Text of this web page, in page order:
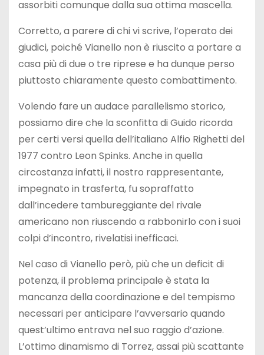
assorbiti comunque dalla sua ottima mascella.
Corretto, a parere di chi vi scrive, l’operato dei
giudici, poiché Vianello non è riuscito a portare a
casa più di due o tre riprese e ha dunque perso
piuttosto chiaramente questo combattimento.
Volendo fare un audace parallelismo storico,
possiamo dire che la sconfitta di Guido ricorda
per certi versi quella dell’italiano Alfio Righetti del
1977 contro Leon Spinks. Anche in quella
circostanza infatti, il nostro rappresentante,
impegnato in trasferta, fu sopraffatto
dall’incedere tambureggiante del rivale
americano non riuscendo a rabbonirlo con i suoi
colpi d’incontro, rivelatisi inefficaci.
Nel caso di Vianello però, più che un deficit di
potenza, il problema principale è stata la
mancanza della coordinazione e del tempismo
necessari per anticipare l’avversario quando
quest’ultimo entrava nel suo raggio d’azione.
L’ottimo dinamismo di Torrez, assai più scattante